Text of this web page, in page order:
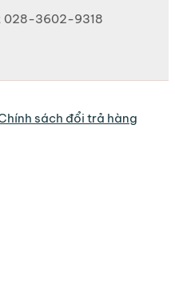
028-3602-9318
sách đổi trả hàng